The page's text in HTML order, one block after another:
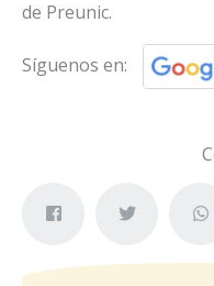
de Preunic.
Síguenos en: